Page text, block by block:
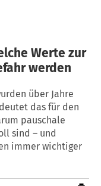
Werte zur
werden
über Jahre
das für den
pauschale
sind – und
immer wichtiger